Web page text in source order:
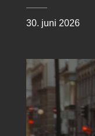
30. juni 2026